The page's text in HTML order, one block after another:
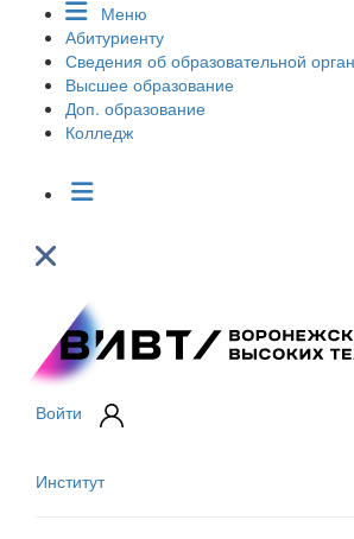
Меню
Абитуриенту
Сведения об образовательной
Высшее образование
Доп. образование
Колледж
Войти
Институт